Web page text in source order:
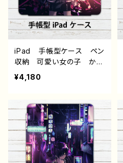
ズ タイトル：黒野京 デザイ
ン62 作：黒野京
iPad 手帳型ケース ペン
収納 可愛い女の子 かっ
こいい女子 おしゃれ服
エモい 病みかわいい メ
白髪 黒髪 タイトスカー
ト 生足 ネコミミ風 猫
耳風 アイパッドカバー
個性的 おすすめ 人気
イラストレーター クリエイ
ター 絵師 オリジナル
¥4,180